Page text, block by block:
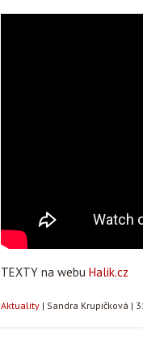
TEXTY na webu Halik.cz
Aktuality | Sandra Krupičková |